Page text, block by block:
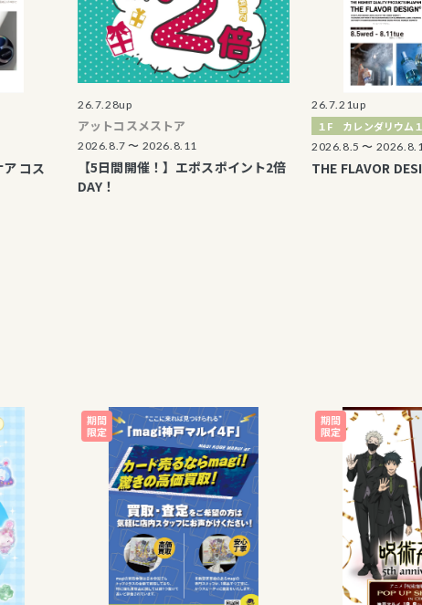
26.7.28up
アットコスメストア
2026.8.7 〜 2026.8.11
【5日間開催！】エポスポイント2倍
26.7.21up
１F カレンダリウム１
2026.8.5 〜 2026.8.11
THE FLAVOR DESIGN